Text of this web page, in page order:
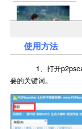
使用方法
1、打开
要的关键词。